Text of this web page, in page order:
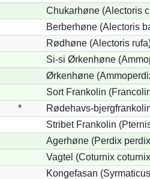
Chukarhøne (Alectoris
Berberhøne (Alectoris
Rødhøne (Alectoris
Si-si Ørkenhøne
Ørkenhøne
Sort Frankolin
*
Rødehavs-
Stribet Frankolin
Agerhøne (Perdix
Vagtel (Coturnix
Kongefasan